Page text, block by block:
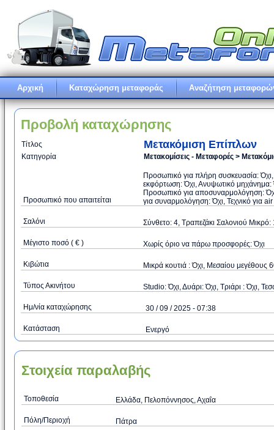
Αρχική Καταχώρηση μεταφοράς Αναζήτηση
Προβολή καταχώρησης
Τίτλος Μετακόμιση Επίπλων
Κατηγορία Μετακομίσεις - Μεταφορές >
Προσωπικό που απαιτείται
Προσωπικό για πλήρη συσκευασία:
εκφόρτωση: Όχι, Ανυψωτικό μηχάνημα:
Προσωπικό για αποσυναρμολόγηση:
για συναρμολόγηση: Όχι, Τεχνικό για
Σαλόνι Σύνθετο: 4, Τραπεζάκι Σαλονιού Μικρό:
Μέγιστο ποσό ( € ) Xωρίς όριο να πάρω προσφορές: Όχι
Κιβώτια Μικρά κουτιά : Όχι, Μεσαίου
Τύπος Ακινήτου Studio: Όχι, Δυάρι: Όχι, Τριάρι : Όχι,
Ημ/νία καταχώρησης 30 / 09 / 2025 - 07:38
Κατάσταση Ενεργό
Στοιχεία παραλαβής
Τοποθεσία Ελλάδα, Πελοπόννησος, Αχαΐα
Πόλη/Περιοχή Πάτρα